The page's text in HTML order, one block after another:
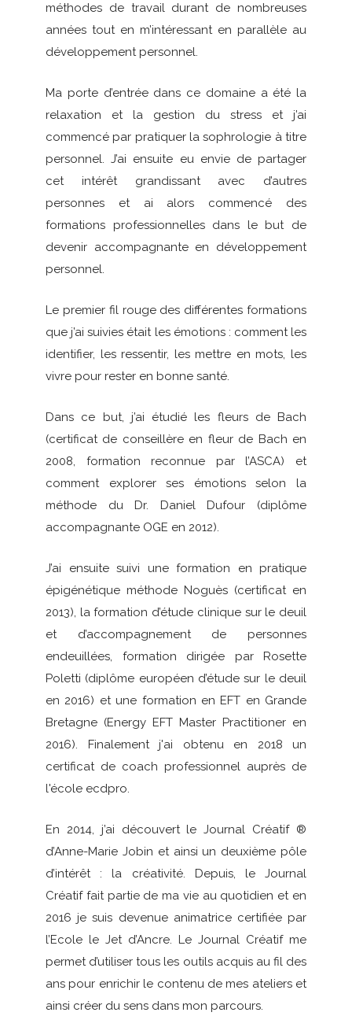
méthodes de travail durant de nombreuses
années tout en m’intéressant en parallèle au
développement personnel.
Ma porte d’entrée dans ce domaine a été la
relaxation et la gestion du stress et j’ai
commencé par pratiquer la sophrologie à titre
personnel. J’ai ensuite eu envie de partager
cet intérêt grandissant avec d’autres
personnes et ai alors commencé des
formations professionnelles dans le but de
devenir accompagnante en développement
personnel.
Le premier fil rouge des différentes formations
que j’ai suivies était les émotions : comment les
identifier, les ressentir, les mettre en mots, les
vivre pour rester en bonne santé.
Dans ce but, j’ai étudié les fleurs de Bach
(certificat de conseillère en fleur de Bach en
2008, formation reconnue par l’ASCA) et
comment explorer ses émotions selon la
méthode du Dr. Daniel Dufour (diplôme
accompagnante OGE en 2012).
J’ai ensuite suivi une formation en pratique
épigénétique méthode Noguès (certificat en
2013), la formation d’étude clinique sur le deuil
et d’accompagnement de personnes
endeuillées, formation dirigée par Rosette
Poletti (diplôme européen d’étude sur le deuil
en 2016) et une formation en EFT en Grande
Bretagne (Energy EFT Master Practitioner en
2016). Finalement j'ai obtenu en 2018 un
certificat de coach professionnel auprès de
l'école ecdpro.
En 2014, j’ai découvert le Journal Créatif ®
d’Anne-Marie Jobin et ainsi un deuxième pôle
d’intérêt : la créativité. Depuis, le Journal
Créatif fait partie de ma vie au quotidien et en
2016 je suis devenue animatrice certifiée par
l’Ecole le Jet d’Ancre. Le Journal Créatif me
permet d’utiliser tous les outils acquis au fil des
ans pour enrichir le contenu de mes ateliers et
ainsi créer du sens dans mon parcours.